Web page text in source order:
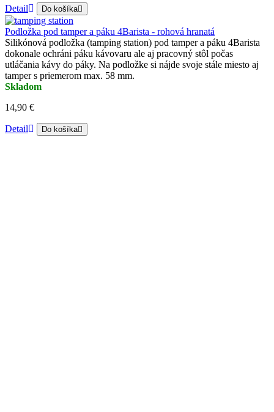
Detail Do košíka
Podložka pod tamper a páku 4Barista - rohová hranatá
Silikónová podložka (tamping station) pod tamper a páku 4Barista
dokonale ochráni páku kávovaru ale aj pracovný stôl počas
utláčania kávy do páky. Na podložke si nájde svoje stále miesto aj
tamper s priemerom max. 58 mm.
Skladom
14,90 €
Detail Do košíka